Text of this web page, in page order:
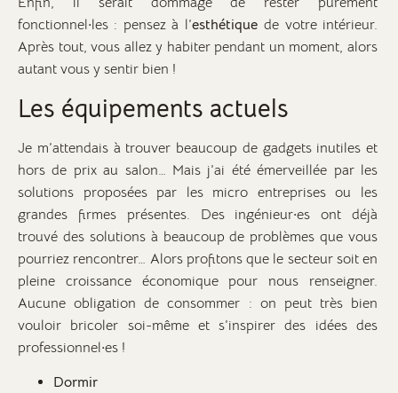
fonctionnel·les : pensez à l’esthétiquede votre intérieur.
Après tout, vous allez y habiter pendant un moment, alors
autant vous y sentir bien !
Les équipements actuels
Je m’attendais à trouver beaucoup de gadgets inutiles et
hors de prix au salon… Mais j’ai été émerveillée par les
solutions proposées par les micro entreprises ou les
grandes firmes présentes. Des ingénieur·es ont déjà
trouvé des solutions à beaucoup de problèmes que vous
pourriez rencontrer… Alors profitons que le secteur soit en
pleine croissance économique pour nous renseigner.
Aucune obligation de consommer : on peut très bien
vouloir bricoler soi-même et s’inspirer des idées des
professionnel·es !
Dormir